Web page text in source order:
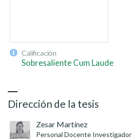
Calificación
Sobresaliente Cum Laude
Dirección de la tesis
Zesar Martínez
Personal Docente Investigador